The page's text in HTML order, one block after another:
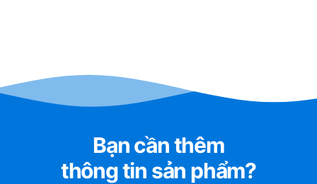
Bạn cần thêm
thông tin sản phẩm?